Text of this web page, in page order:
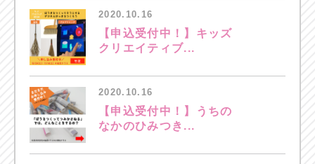
2020.10.16
【申込受付中！】キッズ
クリエイティブ...
2020.10.16
【申込受付中！】うちの
なかのひみつき...